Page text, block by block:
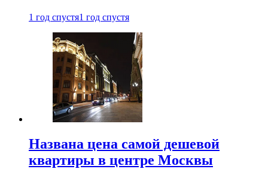
1 год спустя1 год спустя
Названа цена самой дешевой
квартиры в центре Москвы